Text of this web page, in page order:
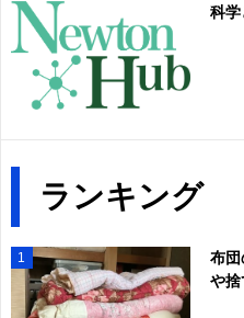
科学
ランキング
1
布
や捨